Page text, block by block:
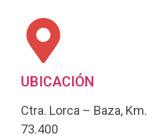
UBICACIÓN
Ctra. Lorca – Baza, Km.
73.400